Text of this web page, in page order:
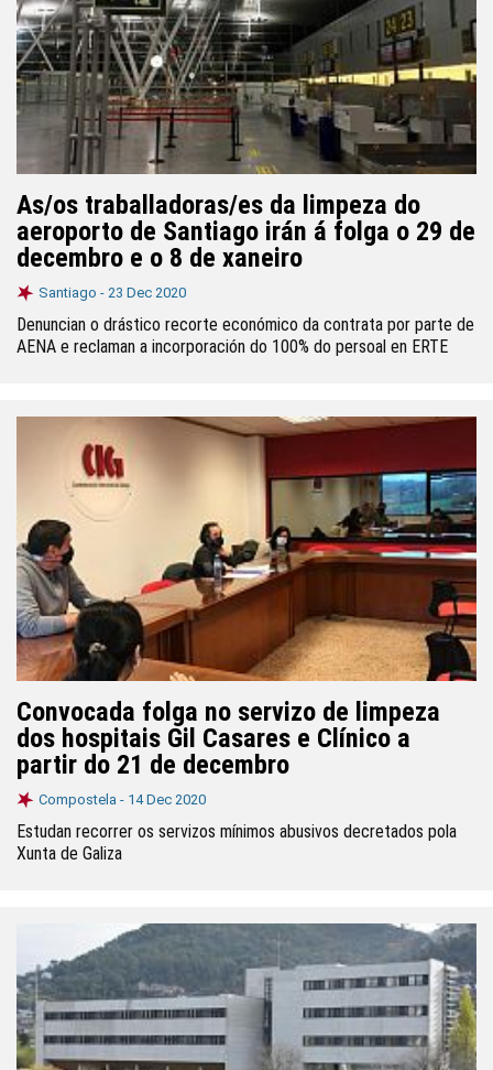
As/os traballadoras/es da limpeza do
aeroporto de Santiago irán á folga o 29 de
decembro e o 8 de xaneiro
Santiago - 23 Dec 2020
Denuncian o drástico recorte económico da contrata por parte de
AENA e reclaman a incorporación do 100% do persoal en ERTE
Convocada folga no servizo de limpeza
dos hospitais Gil Casares e Clínico a
partir do 21 de decembro
Compostela - 14 Dec 2020
Estudan recorrer os servizos mínimos abusivos decretados pola
Xunta de Galiza